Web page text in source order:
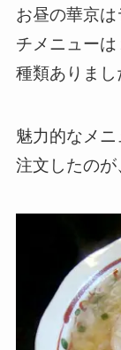
お昼の華京
チメニュー
種類ありまし
魅力的なメ
注文したのが